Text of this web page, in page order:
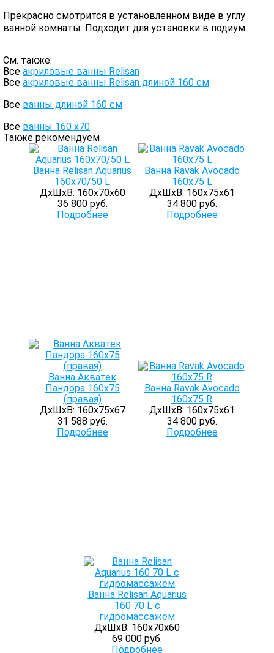
Прекрасно смотрится в установленном виде в углу
ванной комнаты. Подходит для установки в подиум.
См. также:
Все акриловые ванны Relisan
Все акриловые ванны Relisan длиной 160 см
Все ванны длиной 160 см
Все ванны 160 х70
Также рекомендуем
Ванна Relisan Aquarius
160х70/50 L
ДхШхВ: 160х70х60
36 800 руб.
Подробнее
Ванна Ravak Avocado
160х75 L
ДхШхВ: 160х75х61
34 800 руб.
Подробнее
Ванна Акватек
Пандора 160х75
(правая)
ДхШхВ: 160х75х67
31 588 руб.
Подробнее
Ванна Ravak Avocado
160х75 R
ДхШхВ: 160х75х61
34 800 руб.
Подробнее
Ванна Relisan Aquarius
160 70 L с
гидромассажем
ДхШхВ: 160х70х60
69 000 руб.
Подробнее